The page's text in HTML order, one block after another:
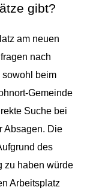
gibt?
am neuen
nach
sowohl beim
Gemeinde
Suche bei
Absagen. Die
des
zu haben würde
Arbeitsplatz